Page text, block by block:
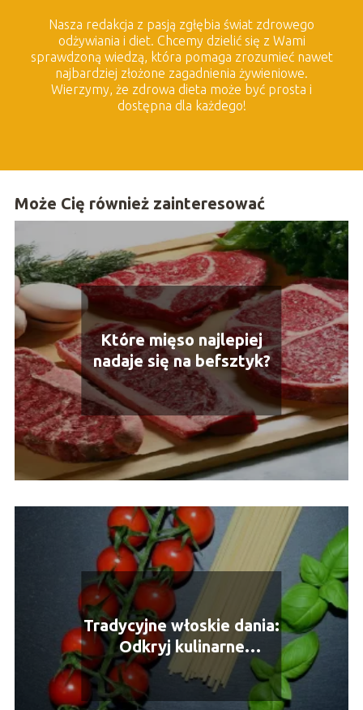
Nasza redakcja z pasją zgłębia świat zdrowego
odżywiania i diet. Chcemy dzielić się z Wami
sprawdzoną wiedzą, która pomaga zrozumieć nawet
najbardziej złożone zagadnienia żywieniowe.
Wierzymy, że zdrowa dieta może być prosta i
dostępna dla każdego!
Może Cię również zainteresować
Które mięso najlepiej
nadaje się na befsztyk?
Tradycyjne włoskie dania:
Odkryj kulinarne
bogactwo Italii